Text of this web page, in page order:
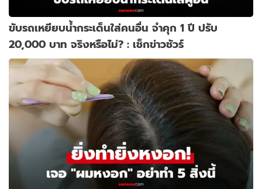
ขับรถเหยียบน้ำกระเด็นใส่คนอื่น จำคุก 1 ปี ปรับ
20,000 บาท จริงหรือไม่? : เช็กข่าวชัวร์